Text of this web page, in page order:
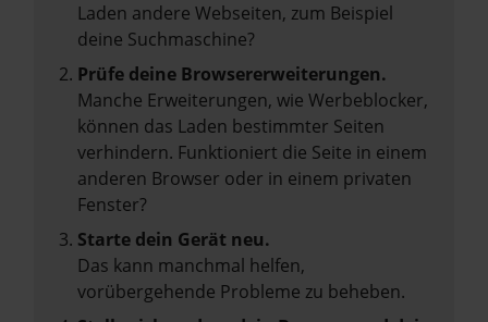
Laden andere Webseiten, zum Beispiel
deine Suchmaschine?
Prüfe deine Browsererweiterungen.
Manche Erweiterungen, wie Werbeblocker,
können das Laden bestimmter Seiten
verhindern. Funktioniert die Seite in einem
anderen Browser oder in einem privaten
Fenster?
Starte dein Gerät neu.
Das kann manchmal helfen,
vorübergehende Probleme zu beheben.